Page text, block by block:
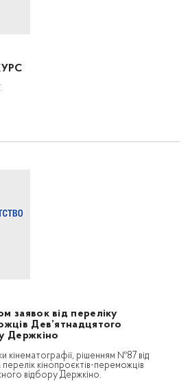
заявок від переліку
Дев’ятнадцятого
Держкіно
кінематографії, рішенням №87 від
кінопроєктів-переможців
відбору Держкіно.